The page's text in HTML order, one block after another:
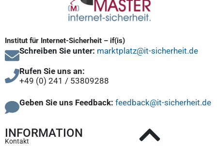
Institut für Internet-Sicherheit – if(is)
Schreiben Sie unter: marktplatz@it-sicherheit.de
Rufen Sie uns an:
+49 (0) 241 / 53809288
Geben Sie uns Feedback: feedback@it-sicherheit.de
INFORMATION
Kontakt